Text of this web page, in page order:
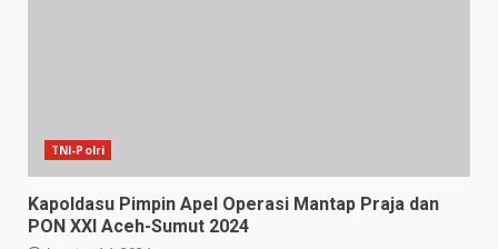
TNI-Polri
Kapoldasu Pimpin Apel Operasi Mantap Praja dan
PON XXl Aceh-Sumut 2024